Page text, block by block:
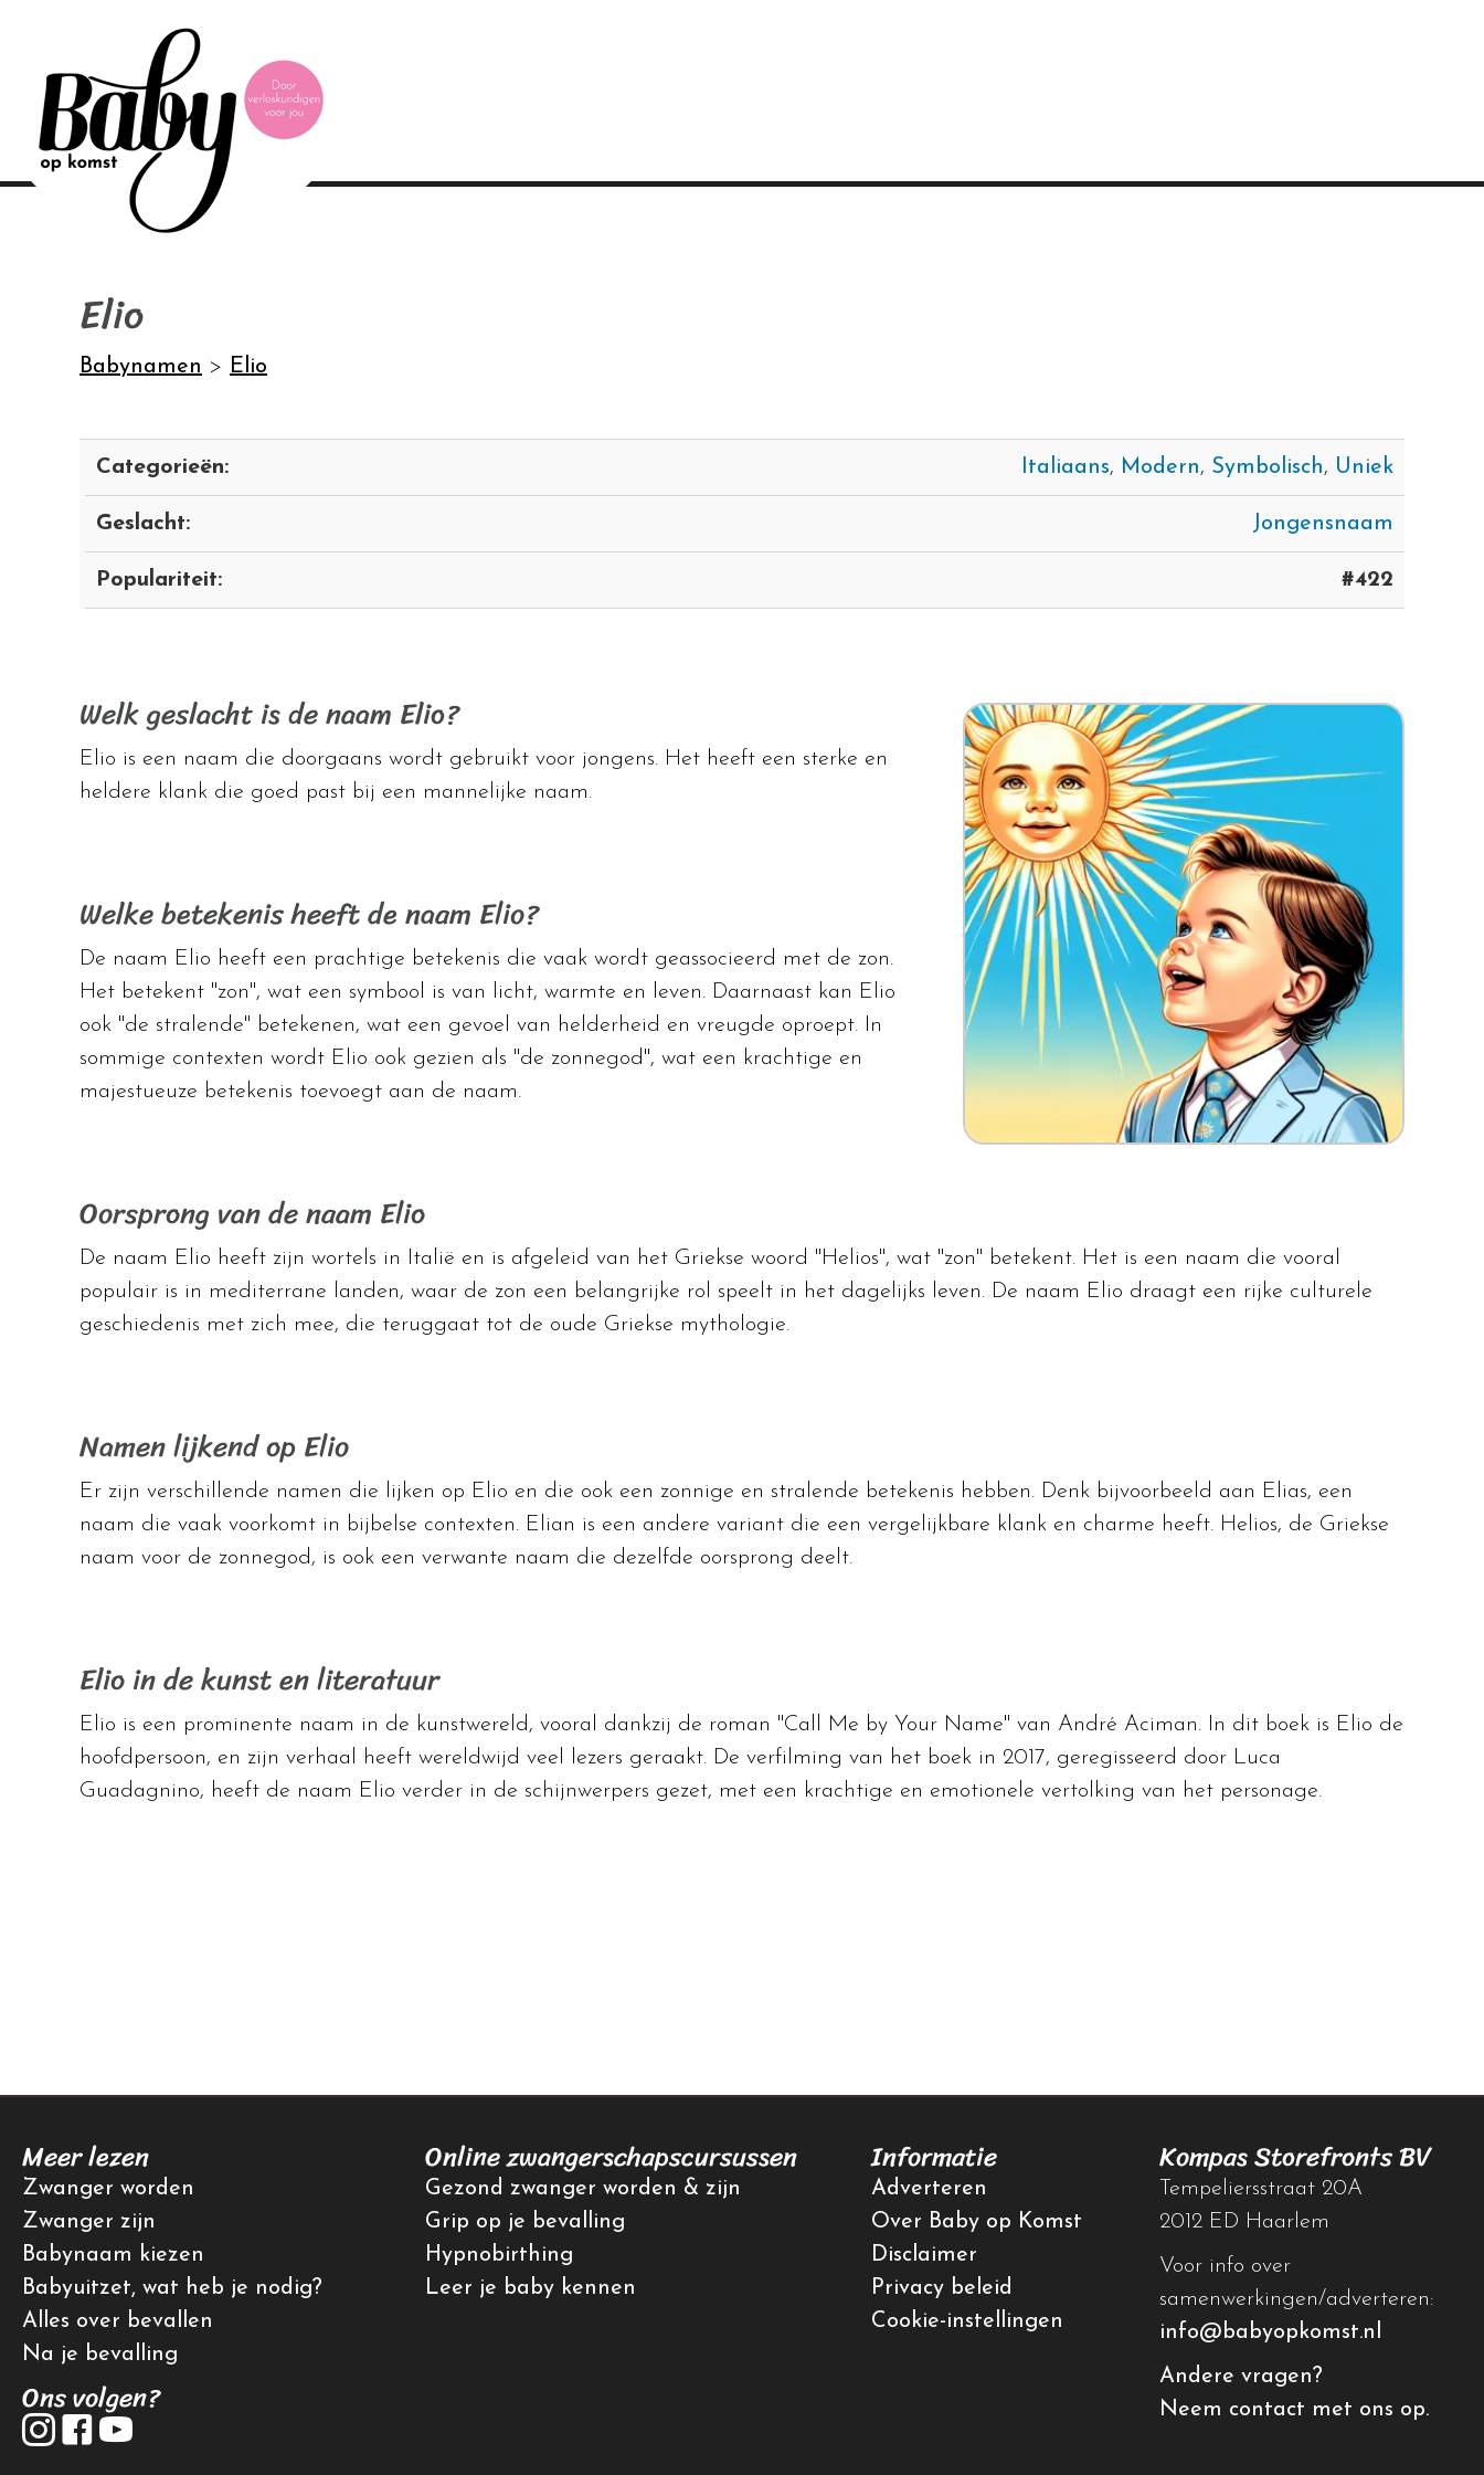
Elio
Babynamen > Elio
Categorieën: Italiaans, Modern, Symbolisch, Uniek
Geslacht: Jongensnaam
Populariteit: #422
Welk geslacht is de naam Elio?
Elio is een naam die doorgaans wordt gebruikt voor jongens. Het heeft een sterke en
heldere klank die goed past bij een mannelijke naam.
Welke betekenis heeft de naam Elio?
De naam Elio heeft een prachtige betekenis die vaak wordt geassocieerd met de zon.
Het betekent "zon", wat een symbool is van licht, warmte en leven. Daarnaast kan Elio
ook "de stralende" betekenen, wat een gevoel van helderheid en vreugde oproept. In
sommige contexten wordt Elio ook gezien als "de zonnegod", wat een krachtige en
majestueuze betekenis toevoegt aan de naam.
Oorsprong van de naam Elio
De naam Elio heeft zijn wortels in Italië en is afgeleid van het Griekse woord "Helios", wat "zon" betekent. Het is een naam die vooral
populair is in mediterrane landen, waar de zon een belangrijke rol speelt in het dagelijks leven. De naam Elio draagt een rijke culturele
geschiedenis met zich mee, die teruggaat tot de oude Griekse mythologie.
Namen lijkend op Elio
Er zijn verschillende namen die lijken op Elio en die ook een zonnige en stralende betekenis hebben. Denk bijvoorbeeld aan Elias, een
naam die vaak voorkomt in bijbelse contexten. Elian is een andere variant die een vergelijkbare klank en charme heeft. Helios, de Griekse
naam voor de zonnegod, is ook een verwante naam die dezelfde oorsprong deelt.
Elio in de kunst en literatuur
Elio is een prominente naam in de kunstwereld, vooral dankzij de roman "Call Me by Your Name" van André Aciman. In dit boek is Elio de
hoofdpersoon, en zijn verhaal heeft wereldwijd veel lezers geraakt. De verfilming van het boek in 2017, geregisseerd door Luca
Guadagnino, heeft de naam Elio verder in de schijnwerpers gezet, met een krachtige en emotionele vertolking van het personage.
Meer lezen
Zwanger worden
Zwanger zijn
Babynaam kiezen
Babyuitzet, wat heb je nodig?
Alles over bevallen
Na je bevalling
Ons volgen?
Online zwangerschapscursussen
Gezond zwanger worden & zijn
Grip op je bevalling
Hypnobirthing
Leer je baby kennen
Informatie
Adverteren
Over Baby op Komst
Disclaimer
Privacy beleid
Cookie-instellingen
Kompas Storefronts BV
Tempeliersstraat 20A
2012 ED Haarlem
Voor info over
samenwerkingen/adverteren:
info@babyopkomst.nl
Andere vragen?
Neem contact met ons op.